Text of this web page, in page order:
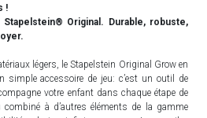
!
Original. Durable, robuste,
légers, le Stapelstein Original Grow en
simple accessoire de jeu: c’est un outil de
votre enfant dans chaque étape de
à d’autres éléments de la gamme